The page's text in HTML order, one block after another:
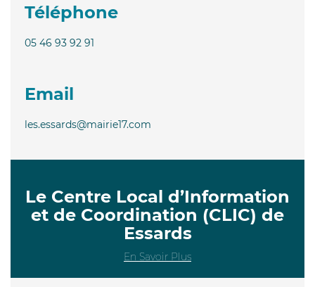
Téléphone
05 46 93 92 91
Email
les.essards@mairie17.com
Le Centre Local d’Information
et de Coordination (CLIC) de
Essards
En Savoir Plus